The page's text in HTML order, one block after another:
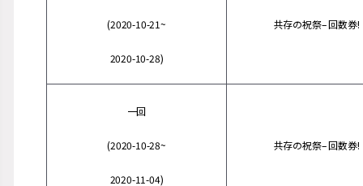
(2020-10-21~
2020-10-28)
共存の祝祭– 回数券!
一回
(2020-10-28~
2020-11-04)
共存の祝祭– 回数券!